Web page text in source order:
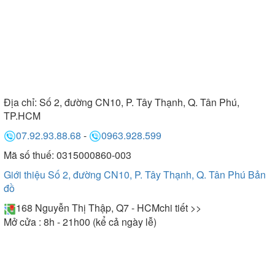
Địa chỉ: Số 2, đường CN10, P. Tây Thạnh, Q. Tân Phú,
TP.HCM
07.92.93.88.68 -
0963.928.599
Mã số thuế: 0315000860-003
Giới thiệu Số 2, đường CN10, P. Tây Thạnh, Q. Tân Phú Bản
đồ
168 Nguyễn Thị Thập, Q7 - HCMchi tiết >>
Mở cửa : 8h - 21h00 (kể cả ngày lễ)